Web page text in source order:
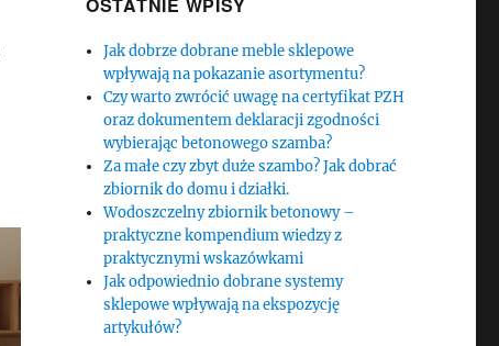
Jak dobrze dobrane meble sklepowe
wpływają na pokazanie asortymentu?
Czy warto zwrócić uwagę na certyfikat PZH
oraz dokumentem deklaracji zgodności
wybierając betonowego szamba?
Za małe czy zbyt duże szambo? Jak dobrać
zbiornik do domu i działki.
Wodoszczelny zbiornik betonowy –
praktyczne kompendium wiedzy z
praktycznymi wskazówkami
Jak odpowiednio dobrane systemy
sklepowe wpływają na ekspozycję
artykułów?